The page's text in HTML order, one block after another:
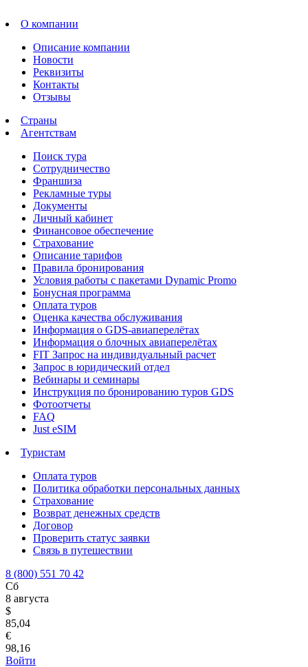
О компании
Описание компании
Новости
Реквизиты
Контакты
Отзывы
Страны
Агентствам
Поиск тура
Сотрудничество
Франшиза
Рекламные туры
Документы
Личный кабинет
Финансовое обеспечение
Страхование
Описание тарифов
Правила бронирования
Условия работы с пакетами Dynamic Promo
Бонусная программа
Оплата туров
Оценка качества обслуживания
Информация о GDS-авиаперелётах
Информация о блочных авиаперелётах
FIT Запрос на индивидуальный расчет
Запрос в юридический отдел
Вебинары и семинары
Инструкция по бронированию туров GDS
Фотоотчеты
FAQ
Just eSIM
Туристам
Оплата туров
Политика обработки персональных данных
Страхование
Возврат денежных средств
Договор
Проверить статус заявки
Связь в путешествии
8 (800) 551 70 42
Сб
8 августа
$
85,04
€
98,16
Войти